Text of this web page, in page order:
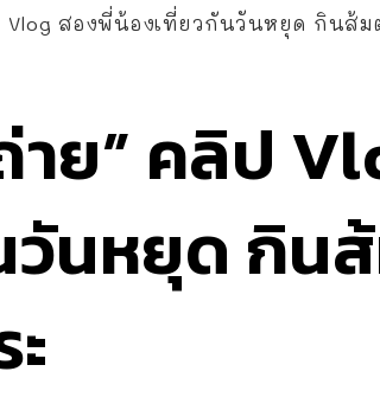
สาวญี่ปุ่นโดนแมวตัวเองกัด ไม่ได้ไปหาหมอตั้งแต่เนิ่นๆ สุดท้ายขาบวม กลายเป็นโรคเนื้อเน่า เตือนทาสแมวทั้งหลายให้ระวัง
Vlog สองพี่น้องเที่ยวกันวันหยุด กินส้ม
ย” คลิป
นหยุด กิน